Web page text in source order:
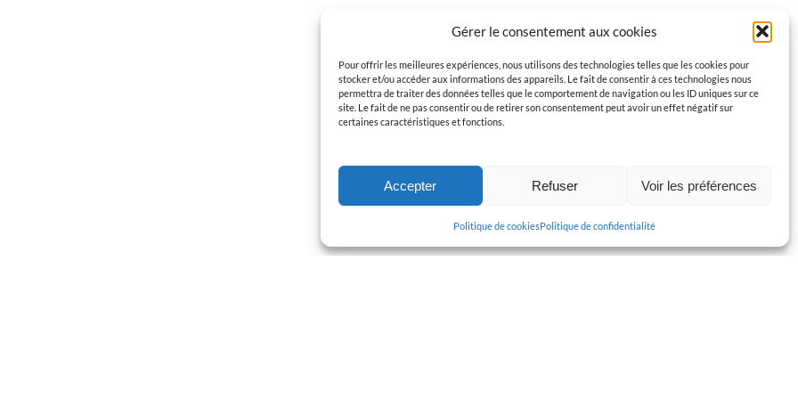
Gérer le consentement aux cookies
Pour offrir les meilleures expériences, nous utilisons des technologies telles que les cookies pour
stocker et/ou accéder aux informations des appareils. Le fait de consentir à ces technologies nous
permettra de traiter des données telles que le comportement de navigation ou les ID uniques sur ce
site. Le fait de ne pas consentir ou de retirer son consentement peut avoir un effet négatif sur
certaines caractéristiques et fonctions.
Accepter Refuser Voir les préférences
Politique de cookiesPolitique de confidentialité